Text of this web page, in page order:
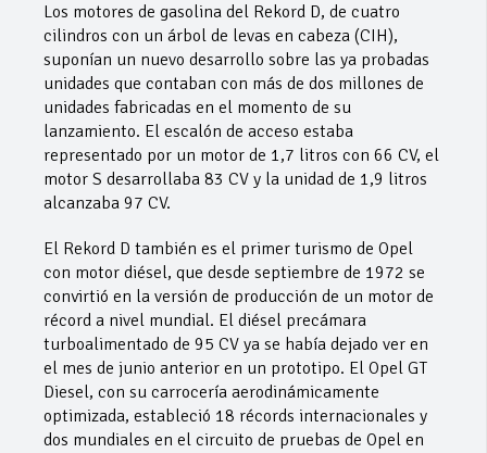
Los motores de gasolina del Rekord D, de cuatro
cilindros con un árbol de levas en cabeza (CIH),
suponían un nuevo desarrollo sobre las ya probadas
unidades que contaban con más de dos millones de
unidades fabricadas en el momento de su
lanzamiento. El escalón de acceso estaba
representado por un motor de 1,7 litros con 66 CV, el
motor S desarrollaba 83 CV y la unidad de 1,9 litros
alcanzaba 97 CV.
El Rekord D también es el primer turismo de Opel
con motor diésel, que desde septiembre de 1972 se
convirtió en la versión de producción de un motor de
récord a nivel mundial. El diésel precámara
turboalimentado de 95 CV ya se había dejado ver en
el mes de junio anterior en un prototipo. El Opel GT
Diesel, con su carrocería aerodinámicamente
optimizada, estableció 18 récords internacionales y
dos mundiales en el circuito de pruebas de Opel en